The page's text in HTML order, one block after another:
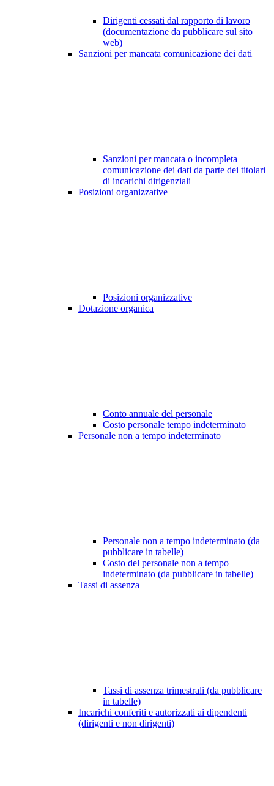
Dirigenti cessati dal rapporto di lavoro
(documentazione da pubblicare sul sito
web)
Sanzioni per mancata comunicazione dei dati
Sanzioni per mancata o incompleta
comunicazione dei dati da parte dei titolari
di incarichi dirigenziali
Posizioni organizzative
Posizioni organizzative
Dotazione organica
Conto annuale del personale
Costo personale tempo indeterminato
Personale non a tempo indeterminato
Personale non a tempo indeterminato (da
pubblicare in tabelle)
Costo del personale non a tempo
indeterminato (da pubblicare in tabelle)
Tassi di assenza
Tassi di assenza trimestrali (da pubblicare
in tabelle)
Incarichi conferiti e autorizzati ai dipendenti
(dirigenti e non dirigenti)